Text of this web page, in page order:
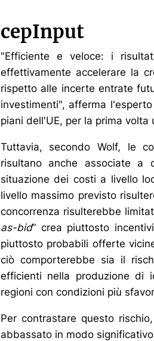
cepInput
"Efficiente e veloce: i
effettivamente accelerare la
rispetto alle incerte entrate
investimenti", afferma
piani dell'UE, per la prima
Tuttavia, secondo Wolf, le
risultano anche associate a
situazione dei costi a livello
livello massimo previsto
concorrenza risulterebbe
as-bid” crea piuttosto
piuttosto probabili offerte
ciò comporterebbe sia il
efficienti nella produzione di
regioni con condizioni più
Per contrastare questo
abbassato in modo